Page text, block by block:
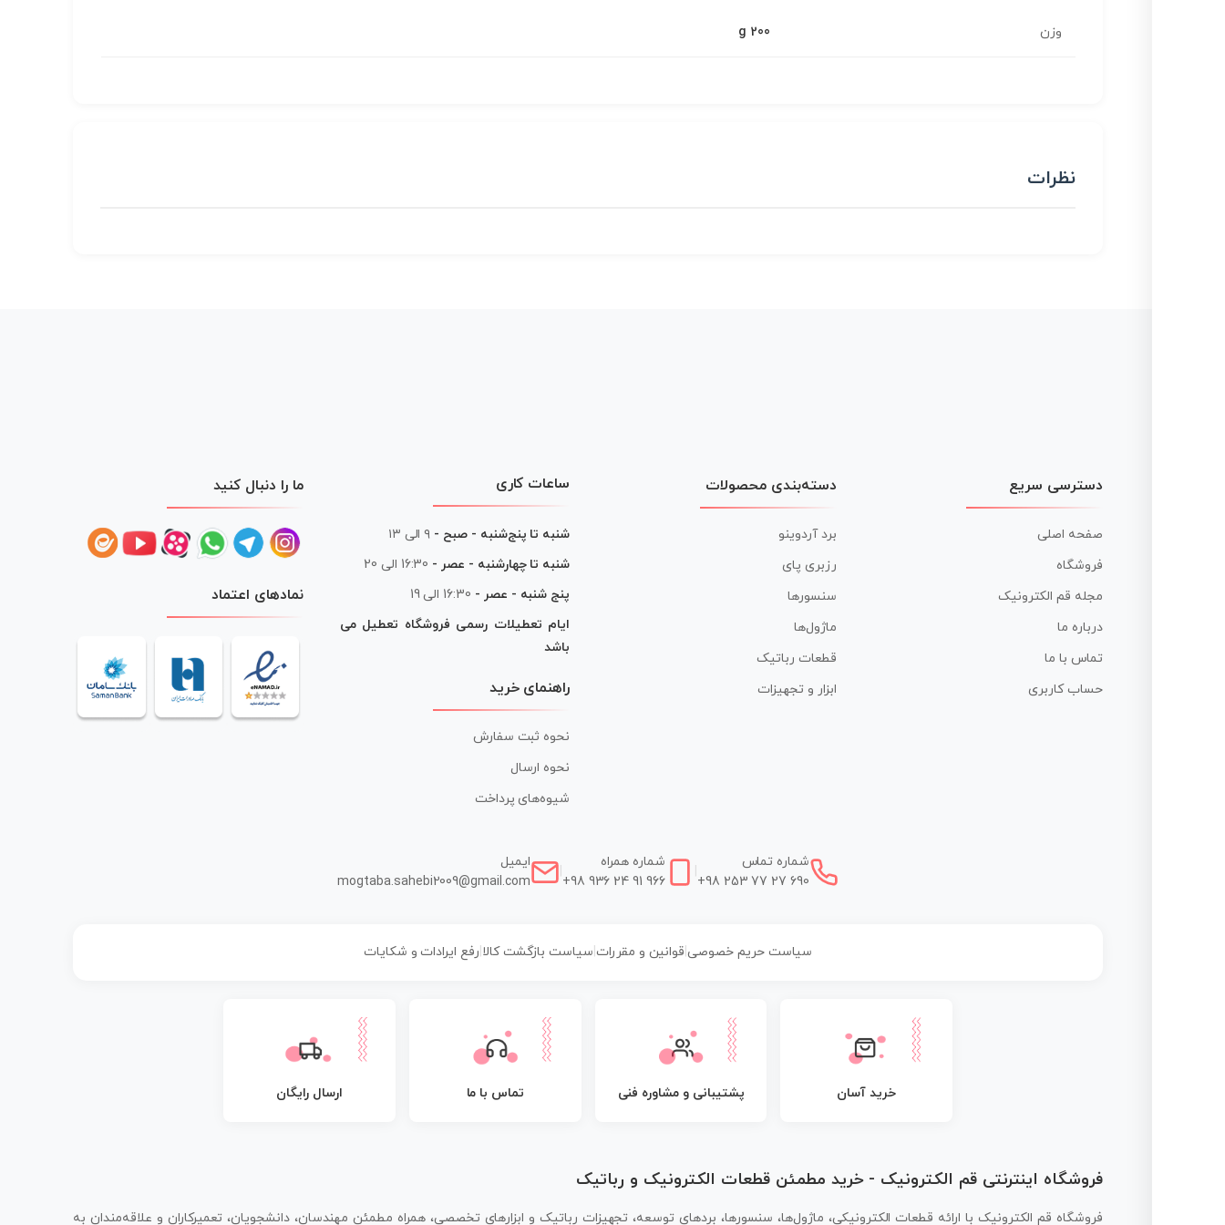
وزن 200 g
نظرات
دسترسی سریع
صفحه اصلی
فروشگاه
مجله قم الکترونیک
درباره ما
تماس با ما
حساب کاربری
دسته‌بندی محصولات
برد آردوینو
رزبری پای
سنسورها
ماژول‌ها
قطعات رباتیک
ابزار و تجهیزات
ساعات کاری
شنبه تا پنج‌شنبه - صبح - ۹ الی ۱۳
شنبه تا چهارشنبه - عصر - 16:30 الی 20
پنج شنبه - عصر - 16:30 الی 19
ایام تعطیلات رسمی فروشگاه تعطیل می
باشد
راهنمای خرید
نحوه ثبت سفارش
نحوه ارسال
شیوه‌های پرداخت
ما را دنبال کنید
نمادهای اعتماد
شماره تماس
+98 253 77 27 690
شماره همراه
+98 936 24 91 966
ایمیل
mogtaba.sahebi2009@gmail.com
سیاست حریم خصوصی| قوانین و مقررات سیاست بازگشت کالا رفع ایرادات و شکایات
خرید آسان پشتیبانی و مشاوره فنی تماس با ما ارسال رایگان
فروشگاه اینترنتی قم الکترونیک - خرید مطمئن قطعات الکترونیک و رباتیک
فروشگاه قم الکترونیک با ارائه قطعات الکترونیکی، ماژول‌ها، سنسورها، بردهای توسعه، تجهیزات رباتیک و ابزارهای تخصصی، همراه مطمئن مهندسان، دانشجویان، تعمیرکاران و علاقه‌مندان به